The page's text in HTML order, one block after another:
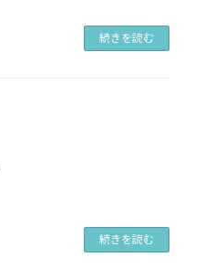
続きを読む
続きを読む